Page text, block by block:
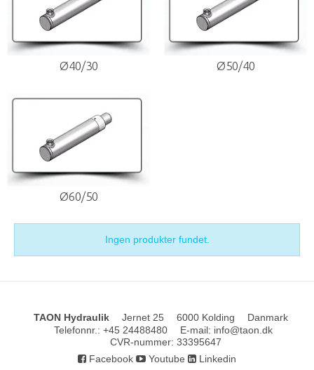
Ø40/30 Ø50/40
Ø60/50
Ingen produkter fundet.
TAON Hydraulik Jernet 25 6000 Kolding
Danmark
Telefonnr. : +45 24488480 E-mail: info@taon.dk
CVR-nummer: 33395647
Facebook
Youtube Linkedin